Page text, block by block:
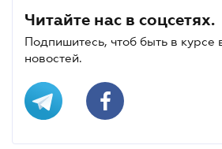
Читайте нас в соцсетях.
Подпишитесь, чтоб быть в курсе
новостей.